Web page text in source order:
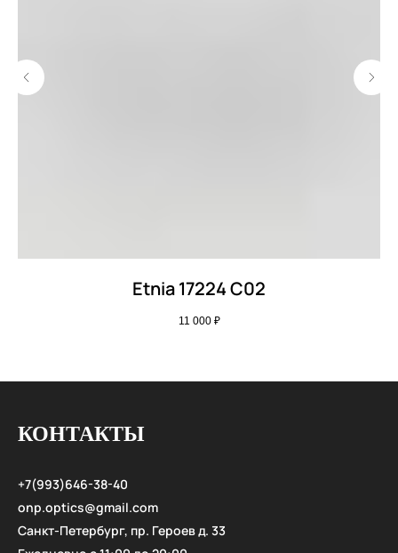
Etnia 17224 C02
11 000 ₽
КОНТАКТЫ
+7(993)646-38-40
onp.optics@gmail.com
Санкт-Петербург, пр. Героев д. 33